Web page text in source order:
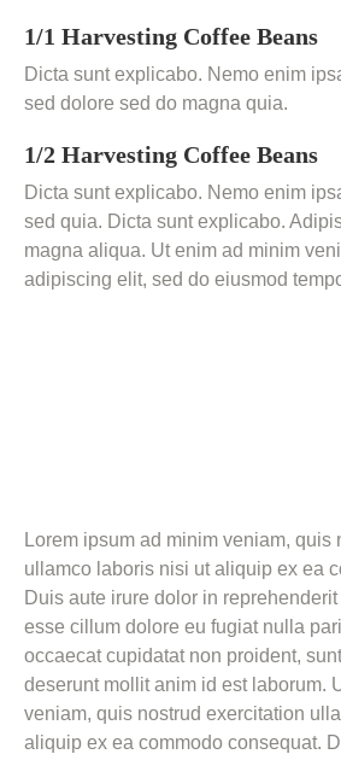
1/1 Harvesting Сoffee Beans
Dicta sunt explicabo. Nemo enim
sed dolore sed do magna quia.
1/2 Harvesting Сoffee Beans
Dicta sunt explicabo. Nemo enim
sed quia. Dicta sunt explicabo.
magna aliqua. Ut enim ad minim
adipiscing elit, sed do eiusmod
Lorem ipsum ad minim veniam, quis
ullamco laboris nisi ut aliquip ex ea
Duis aute irure dolor in
esse cillum dolore eu fugiat nulla
occaecat cupidatat non proident,
deserunt mollit anim id est laborum.
veniam, quis nostrud exercitation
aliquip ex ea commodo consequat.